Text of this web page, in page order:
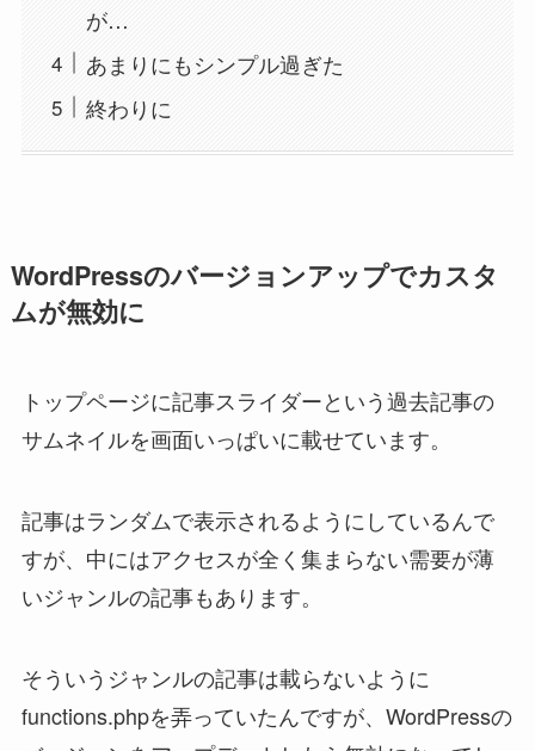
が…
あまりにもシンプル過ぎた
終わりに
WordPressのバージョンアップでカスタ
ムが無効に
トップページに記事スライダーという過去記事の
サムネイルを画面いっぱいに載せています。
記事はランダムで表示されるようにしているんで
すが、中にはアクセスが全く集まらない需要が薄
いジャンルの記事もあります。
そういうジャンルの記事は載らないように
functions.phpを弄っていたんですが、WordPressの